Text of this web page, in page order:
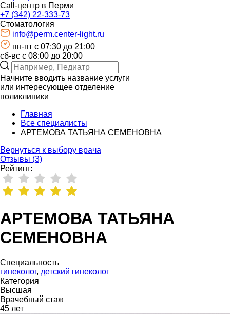
Call-центр в Перми
+7 (342) 22-333-73
Стоматология
info@perm.center-light.ru
пн-пт c 07:30 до 21:00
сб-вс с 08:00 до 20:00
Начните вводить название услуги
или интересующее отделение
поликлиники
Главная
Все специалисты
АРТЕМОВА ТАТЬЯНА СЕМЕНОВНА
Вернуться к выбору врача
Отзывы (3)
Рейтинг:
АРТЕМОВА ТАТЬЯНА
СЕМЕНОВНА
Специальность
гинеколог, детский гинеколог
Категория
Высшая
Врачебный стаж
45 лет